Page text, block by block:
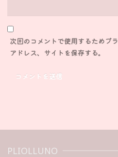
次回のコメントで使用するためブ
アドレス、サイトを保存する。
PLIOLLUNO